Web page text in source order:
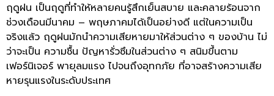
ฤดูฝน เป็นฤดูที่ทำให้หลายคนรู้สึกเย็นสบาย และคลายร้อนจาก
ช่วงเดือนมีนาคม – พฤษภาคมได้เป็นอย่างดี แต่ในความเป็น
จริงแล้ว ฤดูฝนมักนำความเสียหายมาให้ส่วนต่าง ๆ ของบ้าน ไม่
ว่าจะเป็น ความชื้น ปัญหารั่วซึมในส่วนต่าง ๆ สนิมขึ้นตาม
เฟอร์นิเจอร์ พายุลมแรง ไปจนถึงอุทกภัย ที่อาจสร้างความเสีย
หายรุนแรงในระดับประเทศ